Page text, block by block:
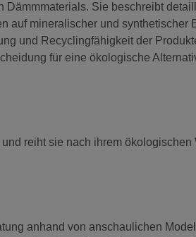
Dämmmaterials. Sie beschreibt
auf mineralischer und synthetischer
und Recyclingfähigkeit der
für eine ökologische
reiht sie nach ihrem ökologischen
anhand von anschaulichen